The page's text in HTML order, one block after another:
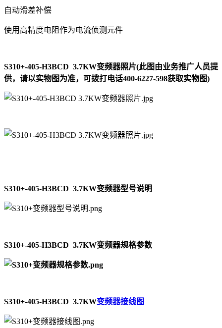
自动滑差补偿
使用高精度电阻作为电流侦测元件
S310+-405-H3BCD 3.7KW变频器照片(此图由业务推广人员提
供，请以实物图为准，可拨打电话400-6227-598获取实物图)
S310+-405-H3BCD 3.7KW变频器型号说明
S310+-405-H3BCD 3.7KW变频器规格参数
S310+-405-H3BCD 3.7KW变频器接线图